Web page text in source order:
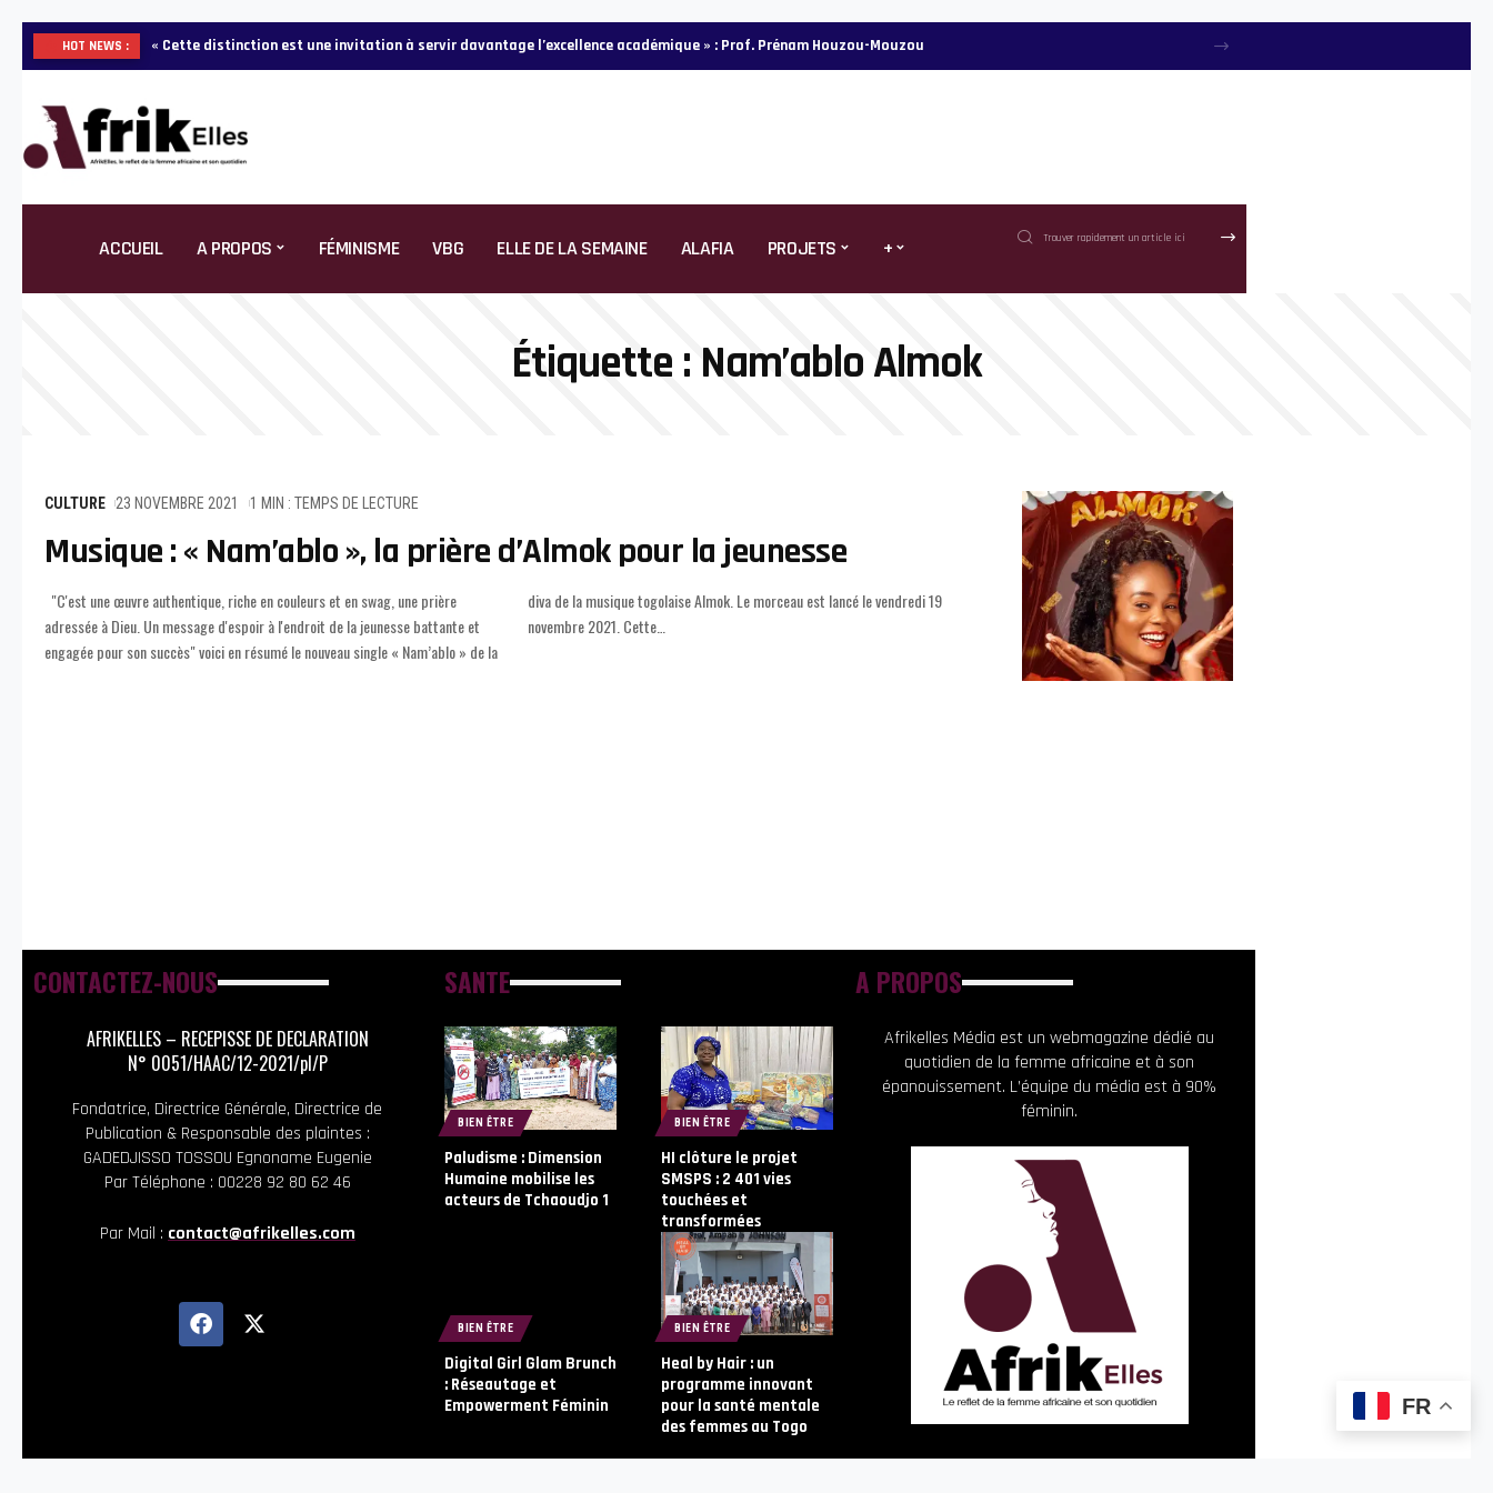
HOT NEWS : « Cette distinction est une invitation à servir davantage l’excellence académique » : Prof. Prénam Houzou-Mouzou
ACCUEIL A PROPOS FÉMINISME VBG ELLE DE LA SEMAINE ALAFIA PROJETS +
Étiquette : Nam’ablo Almok
CULTURE 23 NOVEMBRE 2021 1 MIN : TEMPS DE LECTURE
Musique : « Nam’ablo », la prière d’Almok pour la jeunesse
"C'est une œuvre authentique, riche en couleurs et en swag, une prière
adressée à Dieu. Un message d'espoir à l'endroit de la jeunesse battante et
engagée pour son succès" voici en résumé le nouveau single « Nam’ablo » de la
diva de la musique togolaise Almok. Le morceau est lancé le vendredi 19
novembre 2021. Cette
CONTACTEZ-NOUS
AFRIKELLES – RECEPISSE DE DECLARATION
N° 0051/HAAC/12-2021/pl/P
Fondatrice, Directrice Générale, Directrice de
Publication & Responsable des plaintes :
GADEDJISSO TOSSOU Egnoname Eugenie
Par Téléphone : 00228 92 80 62 46
Par Mail : contact@afrikelles.com
SANTE
BIEN ÊTRE
Paludisme : Dimension
Humaine mobilise les
acteurs de Tchaoudjo 1
BIEN ÊTRE
HI clôture le projet
SMSPS : 2 401 vies
touchées et
transformées
BIEN ÊTRE
Digital Girl Glam Brunch
: Réseautage et
Empowerment Féminin
BIEN ÊTRE
Heal by Hair : un
programme innovant
pour la santé mentale
des femmes au Togo
A PROPOS
Afrikelles Média est un webmagazine dédié au
quotidien de la femme africaine et à son
épanouissement. L’équipe du média est à 90%
féminin.
FR